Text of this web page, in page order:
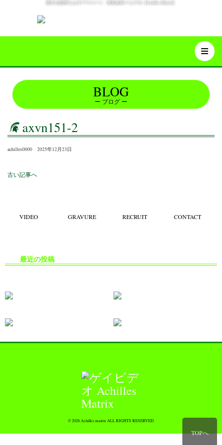
貴方の妄想叶えます!アスリート・体育会系ゲイビデオ【Achilles Matrix】
BLOG
ブログ
axvn151-2
achilles0000 2025年12月23日
古い記事へ
VIDEO GRAVURE RECRUIT CONTACT
最近の投稿
© 2026 Achilles matrix ALL RIGHTS RESERVED.
TOPへ